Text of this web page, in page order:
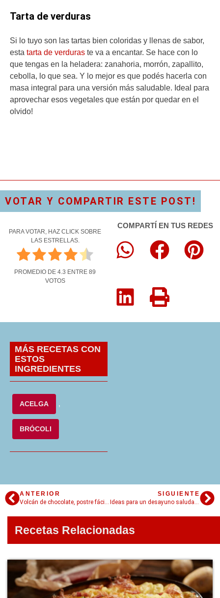
Tarta de verduras
Si lo tuyo son las tartas bien coloridas y llenas de sabor,
esta tarta de verduras te va a encantar. Se hace con lo
que tengas en la heladera: zanahoria, morrón, zapallito,
cebolla, lo que sea. Y lo mejor es que podés hacerla con
masa integral para una versión más saludable. Ideal para
aprovechar esos vegetales que están por quedar en el
olvido!
VOTAR Y COMPARTIR ESTE POST!
PARA VOTAR, HAZ CLICK SOBRE
LAS ESTRELLAS.
PROMEDIO DE 4.3 ENTRE 89
VOTOS
COMPARTÍ EN TUS REDES
MÁS RECETAS CON
ESTOS
INGREDIENTES
ACELGA ,
BRÓCOLI
ANTERIOR
Volcán de chocolate, postre fácil SIN AZÚCAR!
SIGUIENTE
Ideas para un desayuno saludable: Frutas con avena y semillas
Recetas Relacionadas